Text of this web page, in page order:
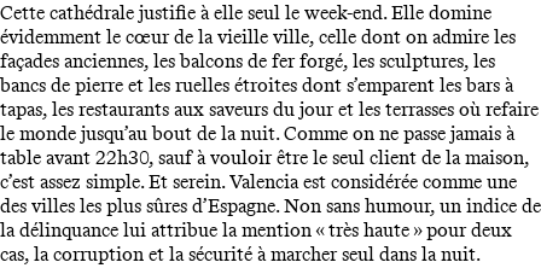
Cette cathédrale justifie à elle seul le week-end. Elle domine
évidemment le cœur de la vieille ville, celle dont on admire les
façades anciennes, les balcons de fer forgé, les sculptures, les
bancs de pierre et les ruelles étroites dont s’emparent les bars à
tapas, les restaurants aux saveurs du jour et les terrasses où refaire
le monde jusqu’au bout de la nuit. Comme on ne passe jamais à
table avant 22h30, sauf à vouloir être le seul client de la maison,
c’est assez simple. Et serein. Valencia est considérée comme une
des villes les plus sûres d’Espagne. Non sans humour, un indice de
la délinquance lui attribue la mention « très haute » pour deux
cas, la corruption et la sécurité à marcher seul dans la nuit.